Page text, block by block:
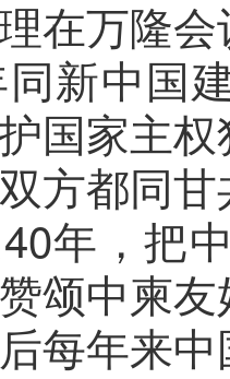
在万隆
同新中国
国家主
方都同
年，把
颂中柬
每年来